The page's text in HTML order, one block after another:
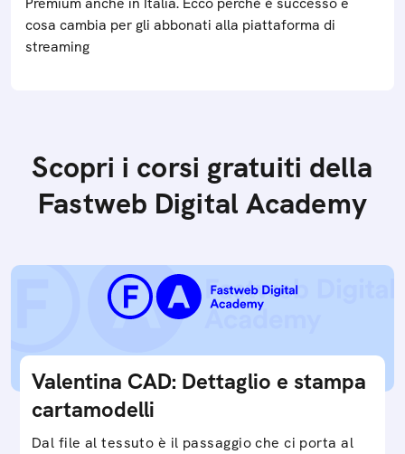
cosa cambia per gli abbonati alla piattaforma di
streaming
Scopri i corsi gratuiti della
Fastweb Digital Academy
Valentina CAD: Dettaglio e stampa
cartamodelli
Dal file al tessuto è il passaggio che ci porta al